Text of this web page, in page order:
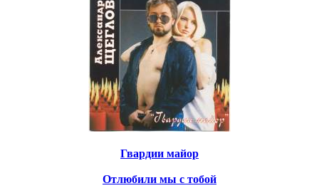
Гвардии майор
Отлюбили мы с тобой